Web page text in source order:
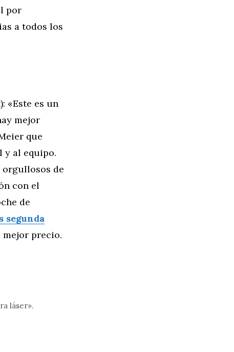
por
a todos los
«Este es un
mejor
que
y al equipo.
orgullosos de
con el
de
segunda
mejor precio.
láser».